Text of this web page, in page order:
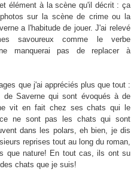
élément à la scène qu'il décrit : ça
sur la scène de crime ou la
a l'habitude de jouer. J'ai relevé
savoureux comme le verbe
manquerai pas de replacer à
que j'ai appréciés plus que tout :
Saverne qui sont évoqués à de
vit en fait chez ses chats qui le
ne sont pas les chats qui sont
dans les polars, eh bien, je dis
reprises tout au long du roman,
que nature! En tout cas, ils ont su
chats que je suis!